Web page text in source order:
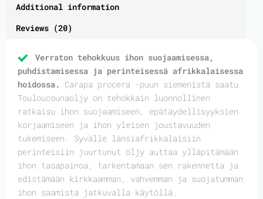
Additional information
Reviews (20)
Verraton tehokkuus ihon suojaamisessa,
puhdistamisessa ja perinteisessä afrikkalaisessa
hoidossa. Carapa procera -puun siemenistä saatu
Touloucounaöljy on tehokkain luonnollinen
ratkaisu ihon suojaamiseen, epätäydellisyyksien
korjaamiseen ja ihon yleisen joustavuuden
tukemiseen. Syvälle länsiafrikkalaisiin
perinteisiin juurtunut öljy auttaa ylläpitämään
ihon tasapainoa, tarkentamaan sen rakennetta ja
edistämään kirkkaamman, vahvemman ja suojatumman
ihon saamista jatkuvalla käytöllä.